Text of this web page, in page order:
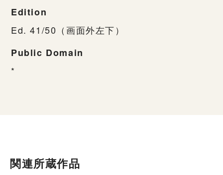
Edition
Ed. 41/50（画面外左下）
Public Domain
*
関連所蔵作品